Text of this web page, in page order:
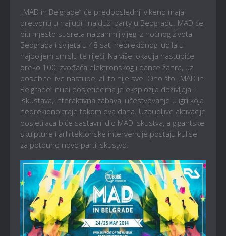
„MAD in Belgrade“ će predposlednji vikend maja
pretvoriti u najluđi i najduži party u Beogradu. MAD će
biti mjesto susreta najzanimljivijeg iz noćnog života
Beograda i svijeta u 48 sati neprekidnog ludila u
najboljem smislu te riječi! Na više lokacija nastupiće
preko 100 izvođača elektronskog i dance žanra, uz
posebne live nastupe, ali to nije sve. Ono što „MAD in
Belgrade“ nudi posjetiocima je eksplozija doživljaja i
iskustava, interaktivna zabava, učestvovanje u igri koja
neprekidno traje tokom dva dana. Uzbudljive aktivacije
posjetilaca biće sastavni dio MAD iskustva, a gigantske
skulpture i arhitektonske intervencije postaju kulise
za potpuno novo parti iskustvo.